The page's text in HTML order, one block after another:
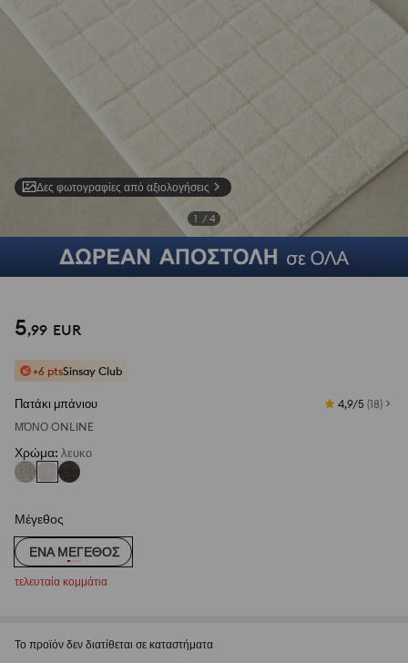
Δες φωτογραφίες από αξιολογήσεις
1 / 4
5,99 EUR
+6 ptsSinsay Club
Πατάκι μπάνιου 4,9/5 (18)
ΜΌΝΟ ONLINE
Χρώμα: λευκο
Μέγεθος
ΈΝΑ ΜΈΓΕΘΟΣ
τελευταία κομμάτια
Το προϊόν δεν διατίθεται σε καταστήματα